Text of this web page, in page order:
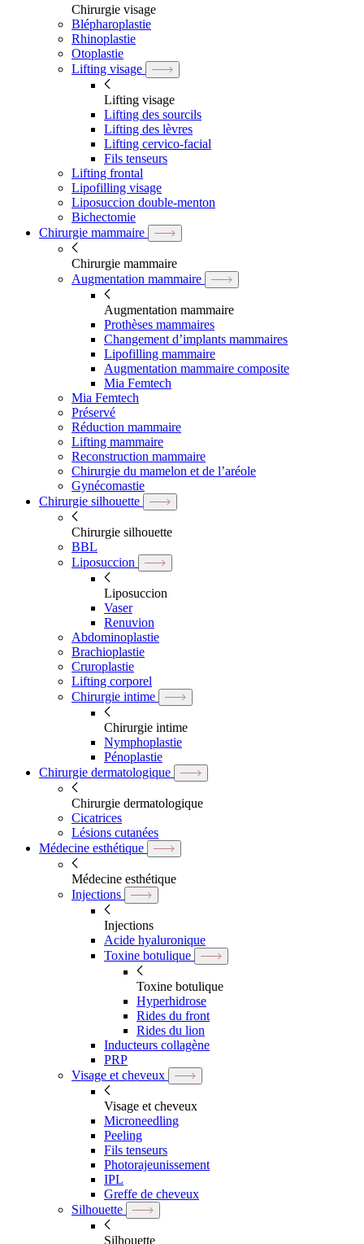
Chirurgie visage
Blépharoplastie
Rhinoplastie
Otoplastie
Lifting visage
Lifting visage
Lifting des sourcils
Lifting des lèvres
Lifting cervico-facial
Fils tenseurs
Lifting frontal
Lipofilling visage
Liposuccion double-menton
Bichectomie
Chirurgie mammaire
Chirurgie mammaire
Augmentation mammaire
Augmentation mammaire
Prothèses mammaires
Changement d’implants mammaires
Lipofilling mammaire
Augmentation mammaire composite
Mia Femtech
Mia Femtech
Préservé
Réduction mammaire
Lifting mammaire
Reconstruction mammaire
Chirurgie du mamelon et de l’aréole
Gynécomastie
Chirurgie silhouette
Chirurgie silhouette
BBL
Liposuccion
Liposuccion
Vaser
Renuvion
Abdominoplastie
Brachioplastie
Cruroplastie
Lifting corporel
Chirurgie intime
Chirurgie intime
Nymphoplastie
Pénoplastie
Chirurgie dermatologique
Chirurgie dermatologique
Cicatrices
Lésions cutanées
Médecine esthétique
Médecine esthétique
Injections
Injections
Acide hyaluronique
Toxine botulique
Toxine botulique
Hyperhidrose
Rides du front
Rides du lion
Inducteurs collagène
PRP
Visage et cheveux
Visage et cheveux
Microneedling
Peeling
Fils tenseurs
Photorajeunissement
IPL
Greffe de cheveux
Silhouette
Silhouette